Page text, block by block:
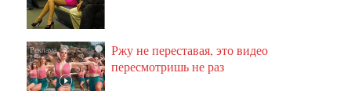
i
Ржу не переставая, это видео
пересмотришь не раз